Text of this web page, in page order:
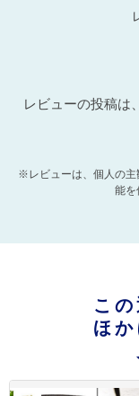
レビューの投稿は
※レビューは、個人の主
能を
こ
ほ